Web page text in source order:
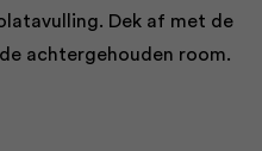
Dek af met de
achtergehouden room.